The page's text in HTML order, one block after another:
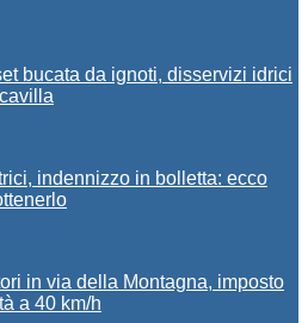
bucata da ignoti, disservizi idrici
indennizzo in bolletta: ecco
in via della Montagna, imposto
a 40 km/h